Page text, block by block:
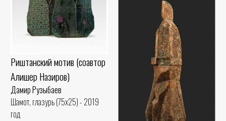
Риштанский мотив (соавтор
Алишер Назиров)
Дамир Рузыбаев
Шамот, глазурь (75x25) - 2019
год